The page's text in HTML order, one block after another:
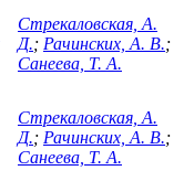
Стрекаловская, А.
Д.; Рачинских, А. В.;
Санеева, Т. А.
Стрекаловская, А.
Д.; Рачинских, А. В.;
Санеева, Т. А.